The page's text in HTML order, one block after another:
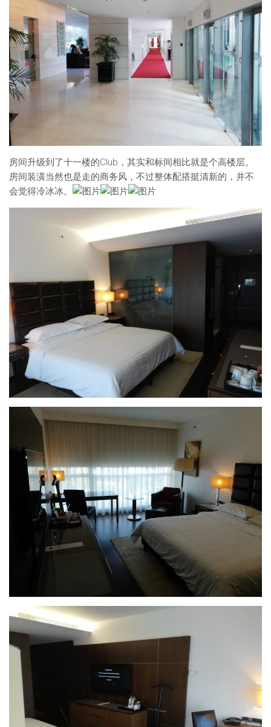
房间升级到了十一楼的Club，其实和标间相比就是个高楼层。
房间装潢当然也是走的商务风，不过整体配搭挺清新的，并不
会觉得冷冰冰。